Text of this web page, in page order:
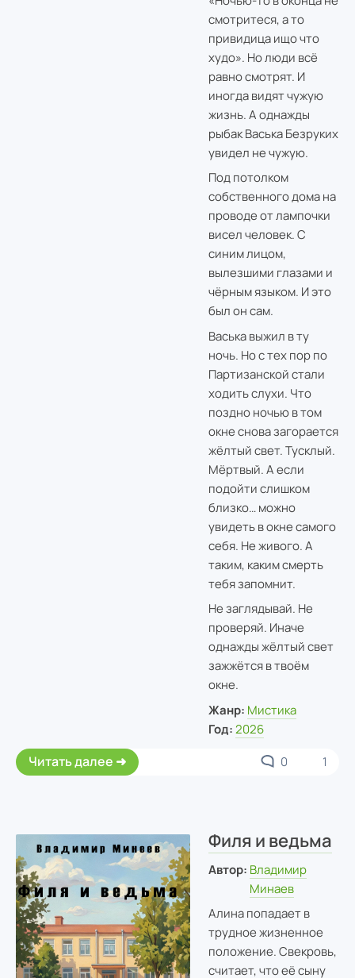
смотритеся, а то
привидица ищо что
худо». Но люди всё
равно смотрят. И
иногда видят чужую
жизнь. А однажды
рыбак Васька Безруких
увидел не чужую.
Под потолком
собственного дома на
проводе от лампочки
висел человек. С
синим лицом,
вылезшими глазами и
чёрным языком. И это
был он сам.
Васька выжил в ту
ночь. Но с тех пор по
Партизанской стали
ходить слухи. Что
поздно ночью в том
окне снова загорается
жёлтый свет. Тусклый.
Мёртвый. А если
подойти слишком
близко… можно
увидеть в окне самого
себя. Не живого. А
таким, каким смерть
тебя запомнит.
Не заглядывай. Не
проверяй. Иначе
однажды жёлтый свет
зажжётся в твоём
окне.
Жанр: Мистика
Год: 2026
Читать далее 0 1
Филя и ведьма
Автор: Владимир
Минаев
Алина попадает в
трудное жизненное
положение. Свекровь,
считает, что её сыну